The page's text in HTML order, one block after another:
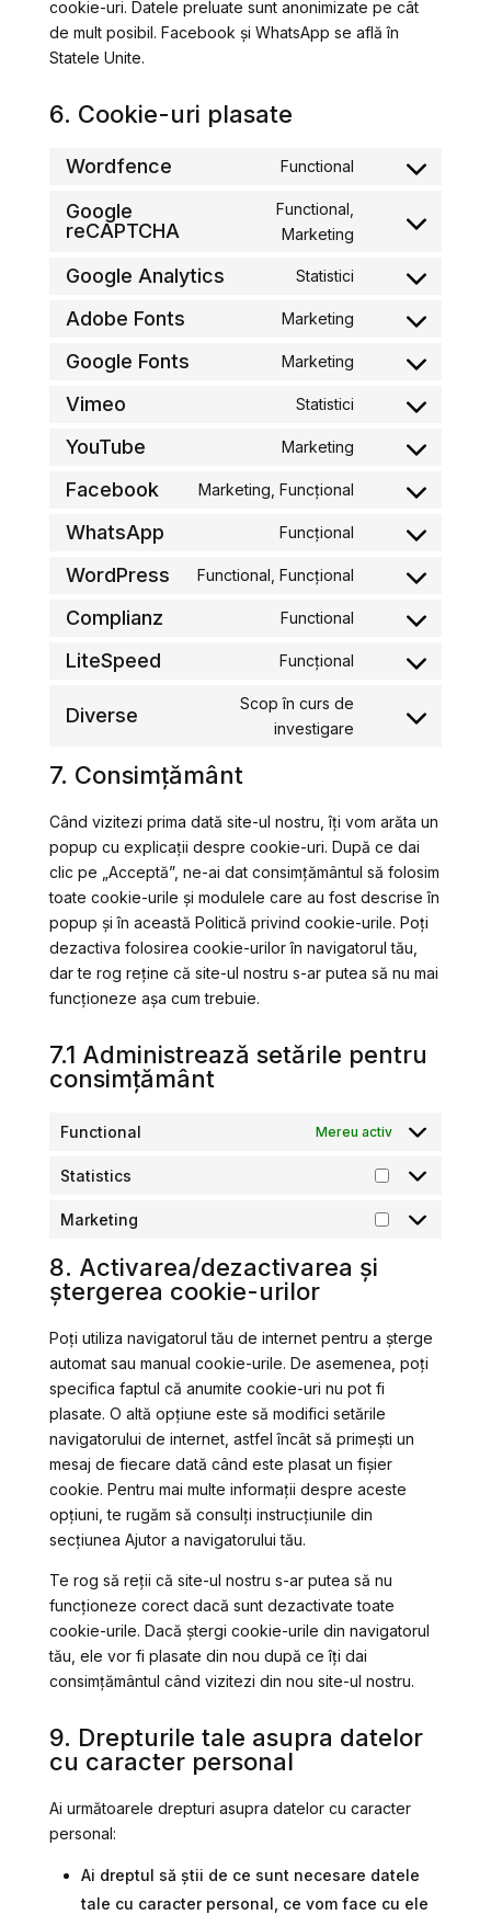
cookie-uri. Datele preluate sunt anonimizate pe cât
de mult posibil. Facebook și WhatsApp se află în
Statele Unite.
6. Cookie-uri plasate
Wordfence Functional
Consent
service
Google
reCAPTCHA
Functional,
Marketing
Consent
service
recaptcha
Google Analytics Statistici
Consent
google-
Adobe Fonts Marketing
Consent
adobe-
Google Fonts Marketing
Consent
google-
Vimeo Statistici
Consent
vimeo
YouTube Marketing
Consent
youtube
Facebook Marketing, Funcțional
Consent
facebook
WhatsApp Funcțional
Consent
whatsapp
WordPress Functional, Funcțional
Consent
wordpress
Complianz Functional
Consent
LiteSpeed Funcțional
Consent
service
Diverse
Scop în curs de
investigare
Consent
7. Consimțământ
Când vizitezi prima dată site-ul nostru, îți vom arăta un
popup cu explicații despre cookie-uri. După ce dai
clic pe „Acceptă”, ne-ai dat consimțământul să folosim
toate cookie-urile și modulele care au fost descrise în
popup și în această Politică privind cookie-urile. Poți
dezactiva folosirea cookie-urilor în navigatorul tău,
dar te rog reține că site-ul nostru s-ar putea să nu mai
funcționeze așa cum trebuie.
7.1 Administrează setările pentru
consimțământ
Functional Mereu activ
Statistics
Statistics
Marketing
Marketing
8. Activarea/dezactivarea și
ștergerea cookie-urilor
Poți utiliza navigatorul tău de internet pentru a șterge
automat sau manual cookie-urile. De asemenea, poți
specifica faptul că anumite cookie-uri nu pot fi
plasate. O altă opțiune este să modifici setările
navigatorului de internet, astfel încât să primești un
mesaj de fiecare dată când este plasat un fișier
cookie. Pentru mai multe informații despre aceste
opțiuni, te rugăm să consulți instrucțiunile din
secțiunea Ajutor a navigatorului tău.
Te rog să reții că site-ul nostru s-ar putea să nu
funcționeze corect dacă sunt dezactivate toate
cookie-urile. Dacă ștergi cookie-urile din navigatorul
tău, ele vor fi plasate din nou după ce îți dai
consimțământul când vizitezi din nou site-ul nostru.
9. Drepturile tale asupra datelor
cu caracter personal
Ai următoarele drepturi asupra datelor cu caracter
personal:
Ai dreptul să știi de ce sunt necesare datele
tale cu caracter personal, ce vom face cu ele